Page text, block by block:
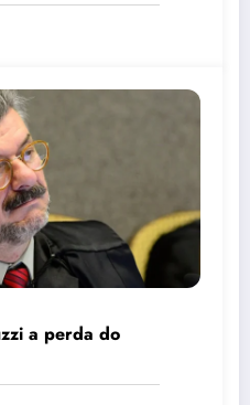
a perda do